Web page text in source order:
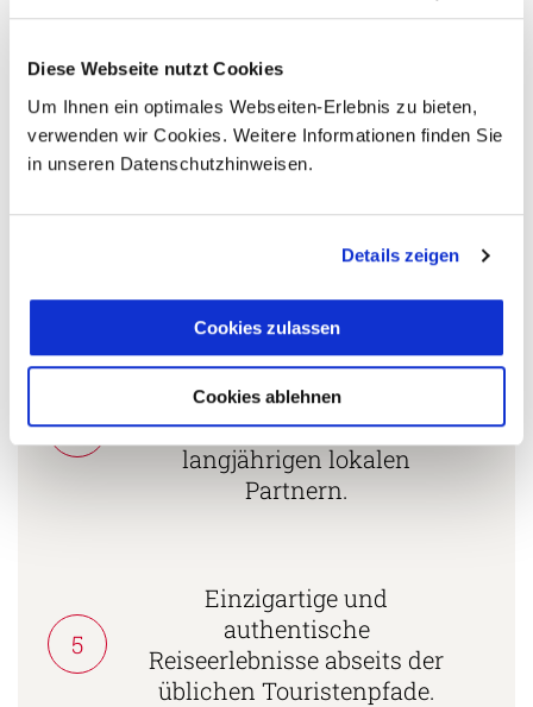
Diese Webseite nutzt Cookies
Um Ihnen ein optimales Webseiten-Erlebnis zu bieten,
verwenden wir Cookies. Weitere Informationen finden Sie
in unseren Datenschutzhinweisen.
Details zeigen
Cookies zulassen
Cookies ablehnen
Länderspezialisten.
Mehrfach mit
Tourismuspreisen
zertifiziert.
4
Zusammenarbeit in den
Reiseländern nur mit
eigenen Agenturen oder
langjährigen lokalen
Partnern.
5
Einzigartige und
authentische
Reiseerlebnisse abseits der
üblichen Touristenpfade.